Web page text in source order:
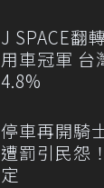
J SPACE翻
用車冠軍 台
4.8%
停車再開騎
遭罰引民怨
定